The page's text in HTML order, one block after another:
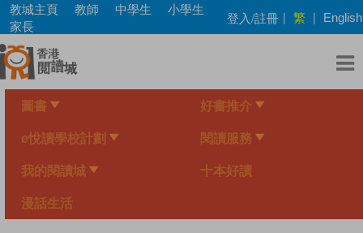
Skip
main
content
教城主頁 教師 中學生
小學生
家長
登入/註冊 | 繁 | English
圖書 好書推介
e悅讀學校計劃 閱讀服務
我的閱讀城 十本好讀
漫話生活